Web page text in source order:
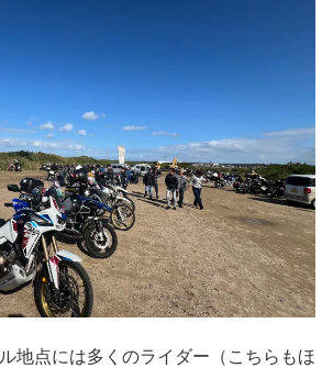
地点には多くのライダー（こちらもほ